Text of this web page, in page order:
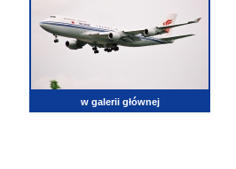
w galerii głównej